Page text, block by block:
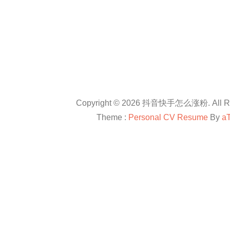
Copyright © 2026 抖音快手怎么涨粉. All
Theme : Personal CV ResumeBy